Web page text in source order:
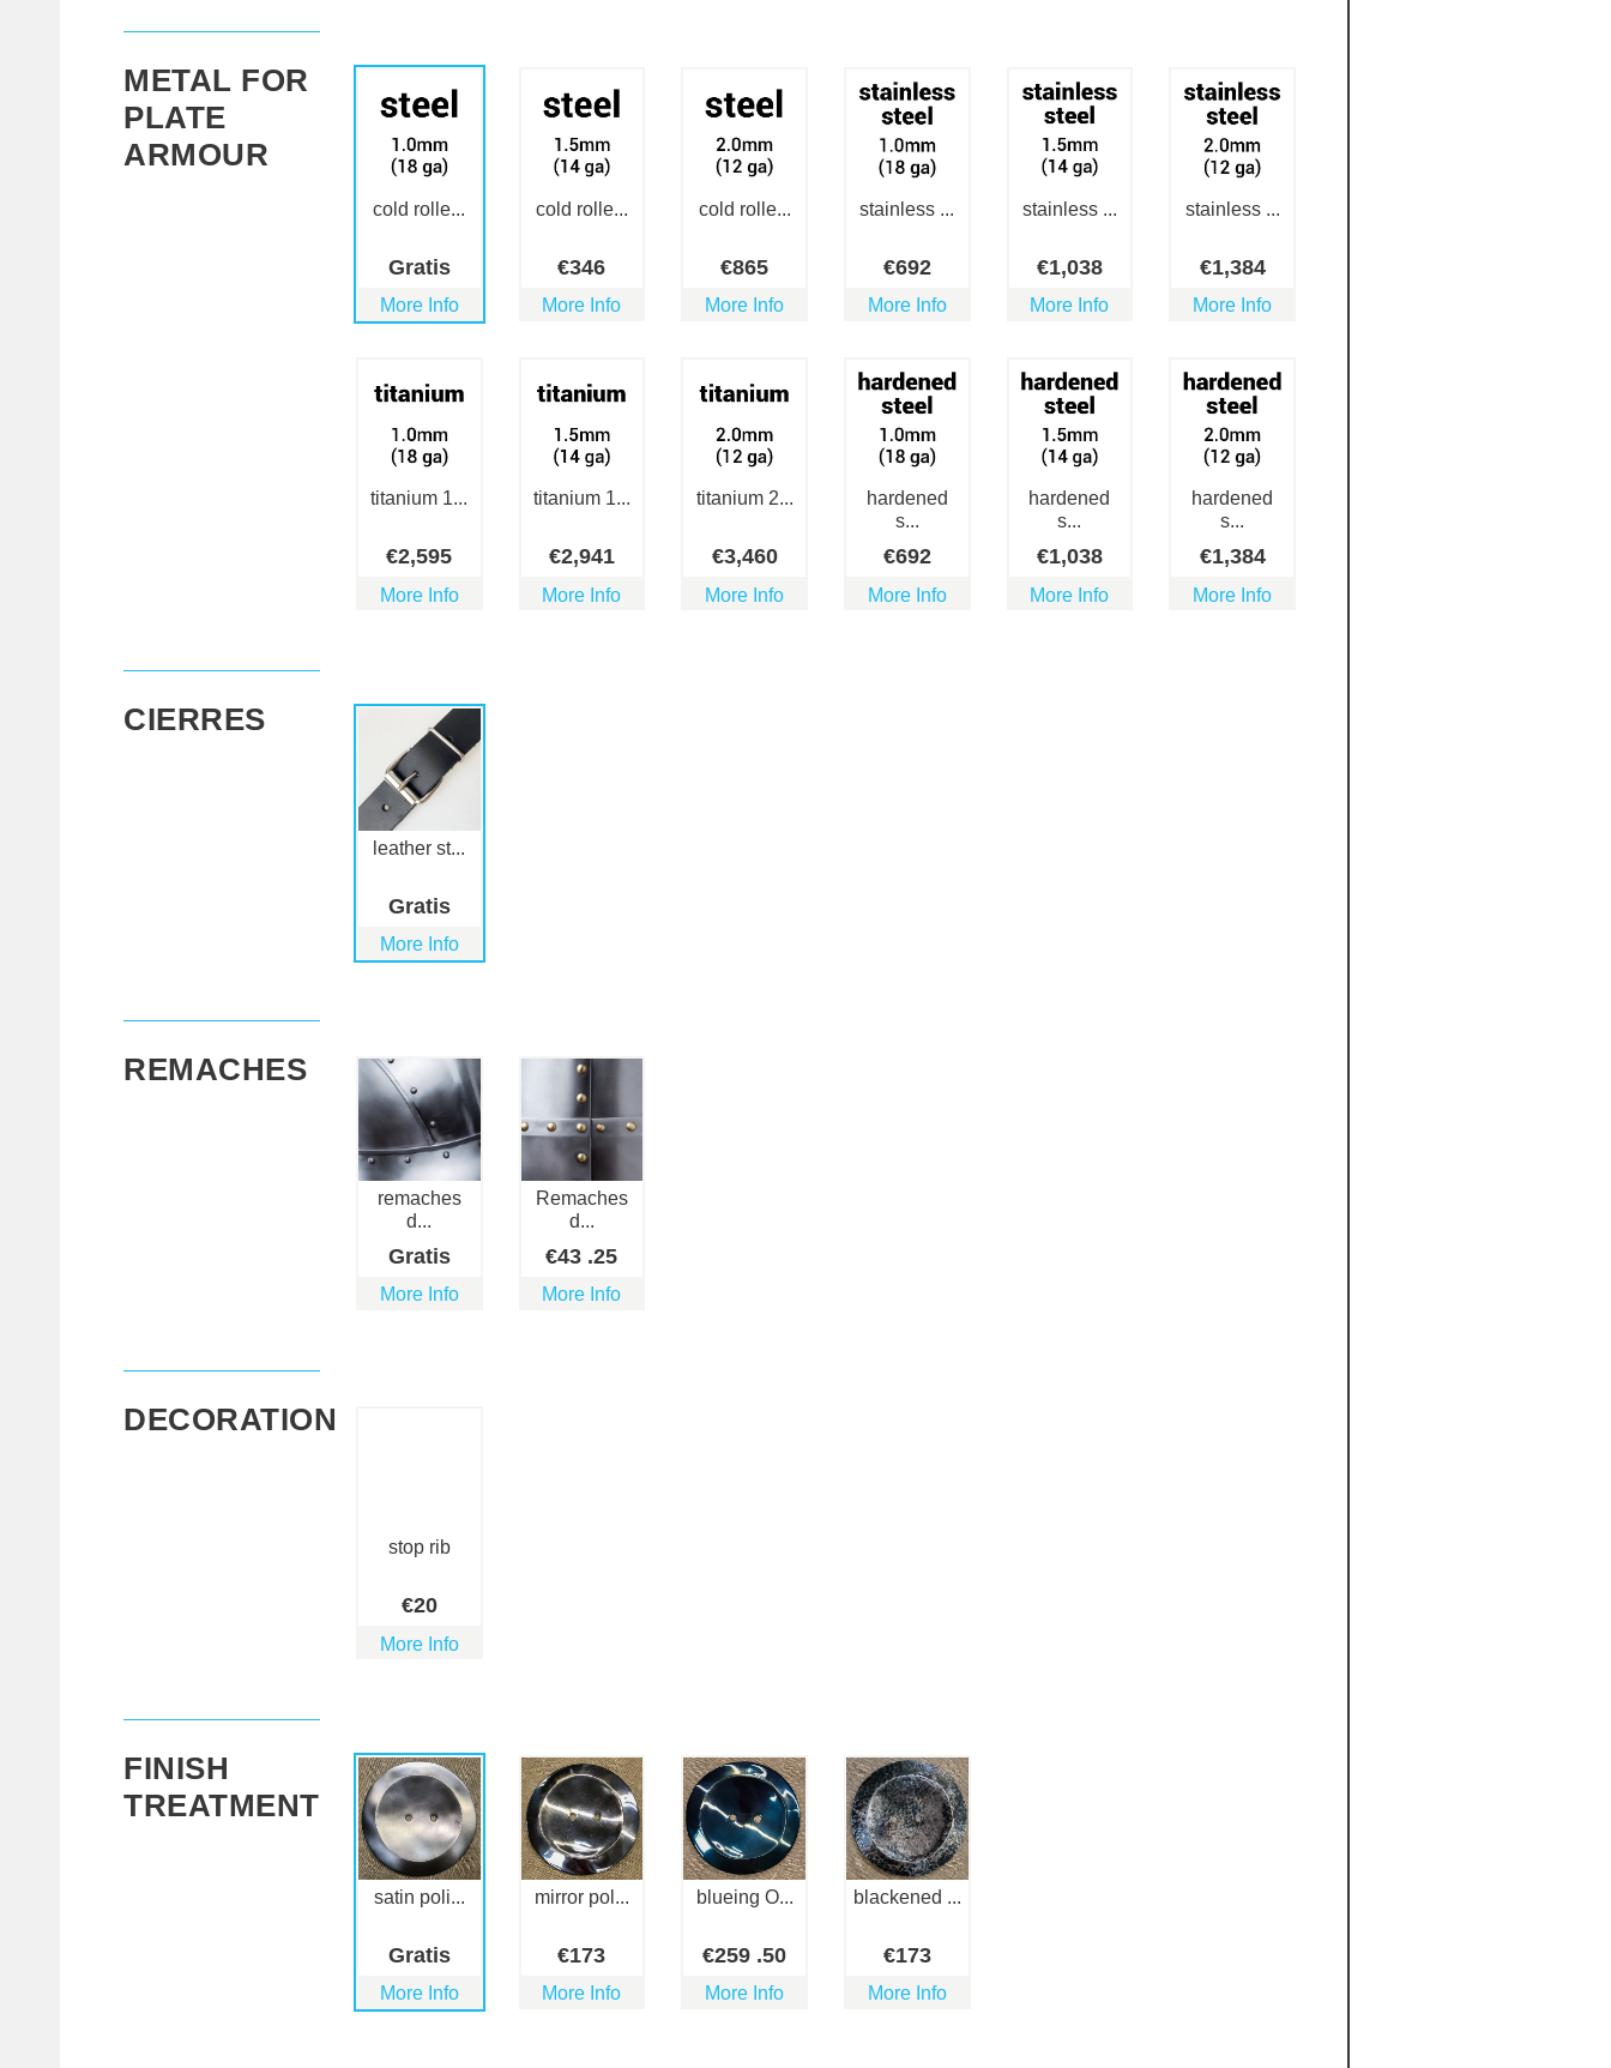
METAL FOR
PLATE
ARMOUR
cold rolle...
Gratis
More Info
cold rolle...
€346
More Info
cold rolle...
€865
More Info
stainless ...
€692
More Info
stainless ...
€1,038
More Info
stainless ...
€1,384
More Info
titanium 1...
€2,595
More Info
titanium 1...
€2,941
More Info
titanium 2...
€3,460
More Info
hardened
s...
€692
More Info
hardened
s...
€1,038
More Info
hardened
s...
€1,384
More Info
CIERRES
leather st...
Gratis
More Info
REMACHES
remaches
d...
Gratis
More Info
Remaches
d...
€43 .25
More Info
DECORATION
stop rib
€20
More Info
FINISH
TREATMENT
satin poli...
Gratis
More Info
mirror pol...
€173
More Info
blueing O...
€259 .50
More Info
blackened ...
€173
More Info